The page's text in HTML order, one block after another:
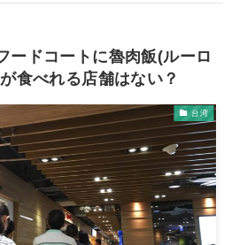
ードコートに魯肉飯(ルーロ
食べれる店舗はない？
台湾